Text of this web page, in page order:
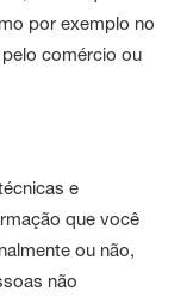
por exemplo no
comércio ou
e
que você
ou não,
não